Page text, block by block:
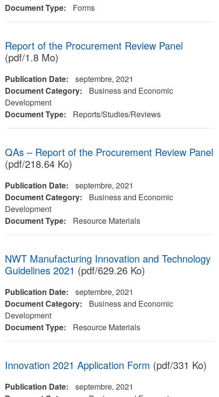
Document Type:
Forms
Report of the Procurement Review Panel
(pdf/1.8 Mo)
Publication Date:
septembre, 2021
Document Category:
Business and Economic
Development
Document Type:
Reports/Studies/Reviews
QAs – Report of the Procurement Review Panel
(pdf/218.64 Ko)
Publication Date:
septembre, 2021
Document Category:
Business and Economic
Development
Document Type:
Resource Materials
NWT Manufacturing Innovation and Technology
Guidelines 2021 (pdf/629.26 Ko)
Publication Date:
septembre, 2021
Document Category:
Business and Economic
Development
Document Type:
Resource Materials
Innovation 2021 Application Form (pdf/331 Ko)
Publication Date:
septembre, 2021